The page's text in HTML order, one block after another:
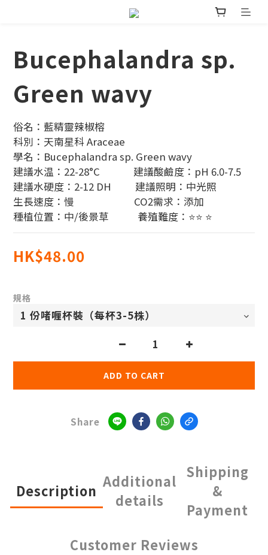
Bucephalandra sp.
Green wavy
俗名：藍精靈辣椒榕
科別：天南星科 Araceae
學名：Bucephalandra sp. Green wavy
建議水温：22-28°C              建議酸鹼度：pH 6.0-7.5
建議水硬度：2-12 DH          建議照明：中光照
生長速度：慢                         CO2需求：添加
種植位置：中/後景草            養殖難度：⭐⭐ ⭐
HK$48.00
規格
ADD TO CART
Share
Description
Additional
details
Shipping
&
Payment
Customer Reviews